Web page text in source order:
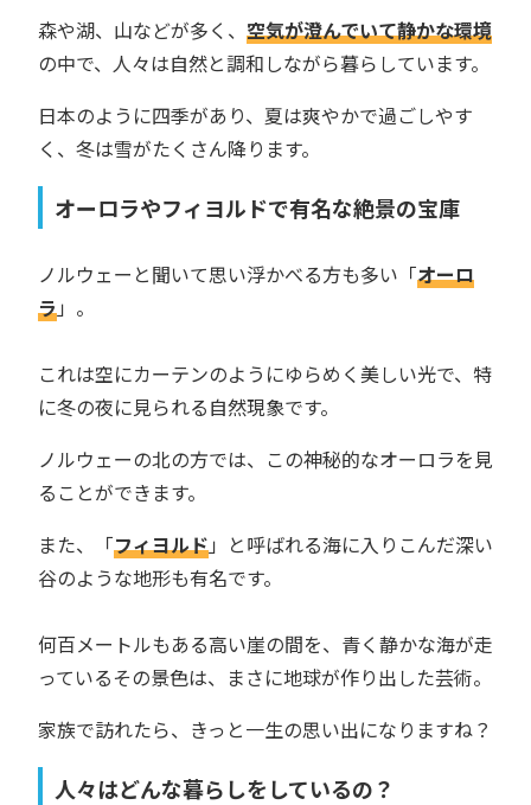
森や湖、山などが多く、 空気が澄んでいて静かな環境
の中で、人々は自然と調和しながら暮らしています。
日本のように四季があり、夏は爽やかで過ごしやす
く、冬は雪がたくさん降ります。
オーロラやフィヨルドで有名な絶景の宝庫
ノルウェーと聞いて思い浮かべる方も多い「オーロ
ラ」。
これは空にカーテンのようにゆらめく美しい光で、特
に冬の夜に見られる自然現象です。
ノルウェーの北の方では、この神秘的なオーロラを見
ることができます。
また、「フィヨルド」と呼ばれる海に入りこんだ深い
谷のような地形も有名です。
何百メートルもある高い崖の間を、青く静かな海が走
っているその景色は、まさに地球が作り出した芸術。
家族で訪れたら、きっと一生の思い出になりますね？
人々はどんな暮らしをしているの？